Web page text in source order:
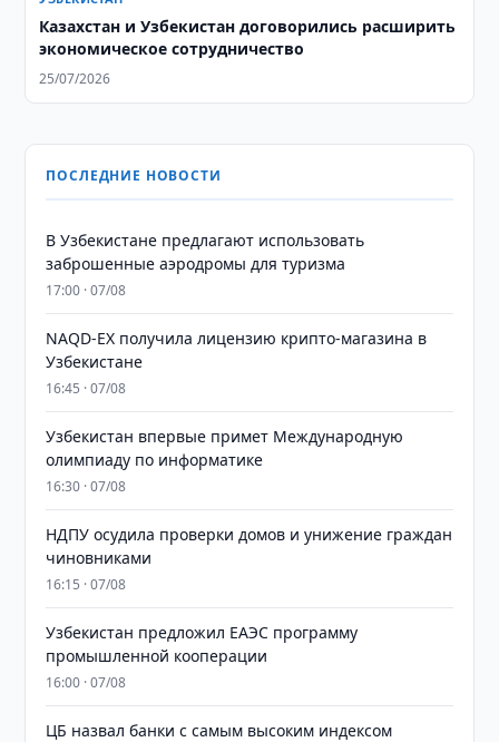
Казахстан и Узбекистан договорились расширить
экономическое сотрудничество
25/07/2026
ПОСЛЕДНИЕ НОВОСТИ
В Узбекистане предлагают использовать
заброшенные аэродромы для туризма
17:00 · 07/08
NAQD-EX получила лицензию крипто-магазина в
Узбекистане
16:45 · 07/08
Узбекистан впервые примет Международную
олимпиаду по информатике
16:30 · 07/08
НДПУ осудила проверки домов и унижение граждан
чиновниками
16:15 · 07/08
Узбекистан предложил ЕАЭС программу
промышленной кооперации
16:00 · 07/08
ЦБ назвал банки с самым высоким индексом